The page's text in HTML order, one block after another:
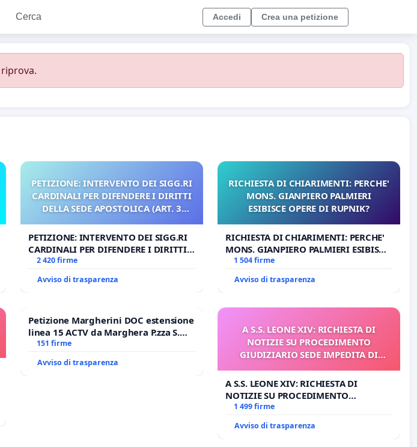
Cerca Accedi Crea una petizione
PETIZIONE: INTERVENTO DEI SIGG.RI
CARDINALI PER DIFENDERE I DIRITTI
DELLA SEDE APOSTOLICA (ART. 3
PETIZIONE: INTERVENTO DEI SIGG.RI
CARDINALI PER DIFENDERE I DIRITTI
DELLA SEDE APOSTOLICA (ART. 3 UDG)
2 420 firme
Avviso di trasparenza
RICHIESTA DI CHIARIMENTI: PERCHE'
MONS. GIANPIERO PALMIERI
ESIBISCE OPERE DI RUPNIK?
RICHIESTA DI CHIARIMENTI: PERCHE'
MONS. GIANPIERO PALMIERI ESIBISCE
OPERE DI RUPNIK?
1 504 firme
Avviso di trasparenza
Petizione Margherini DOC estensione
linea 15 ACTV da Marghera P.zza S.
Antonio all'aeroporto Marco Polo
tariffa a € 1,50
151 firme
Avviso di trasparenza
A S.S. LEONE XIV: RICHIESTA DI
NOTIZIE SU PROCEDIMENTO
GIUDIZIARIO SEDE IMPEDITA DI
A S.S. LEONE XIV: RICHIESTA DI
NOTIZIE SU PROCEDIMENTO
GIUDIZIARIO SEDE IMPEDITA DI
BENEDETTO XVI
1 499 firme
Avviso di trasparenza